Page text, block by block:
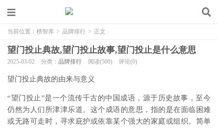
当前位置： 榜智库 > 品牌排行 > 正文
望门投止典故,望门投止故事,望门投止是什么意思
2025-03-02 分类： 品牌排行 阅读(500) 评论(0)
望门投止典故的由来与意义
“望门投止”是一个流传千古的中国成语，源于历史故事，至今
仍然为人们所津津乐道。这个成语的意思，指的是在面临困难
或无路可走时，寻求庇护或依靠某个强大的家庭或组织。简单